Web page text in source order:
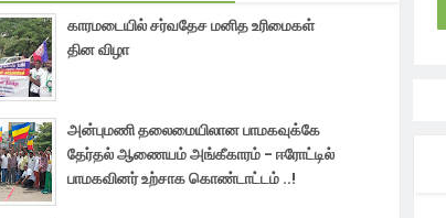
காரமடையில் சர்வதேச மனித உரிமைகள்
தின விழா
அன்புமணி தலைமையிலான பாமகவுக்கே
தேர்தல் ஆணையம் அங்கீகாரம் - ஈரோட்டில்
பாமகவினர் உற்சாக கொண்டாட்டம் ..!